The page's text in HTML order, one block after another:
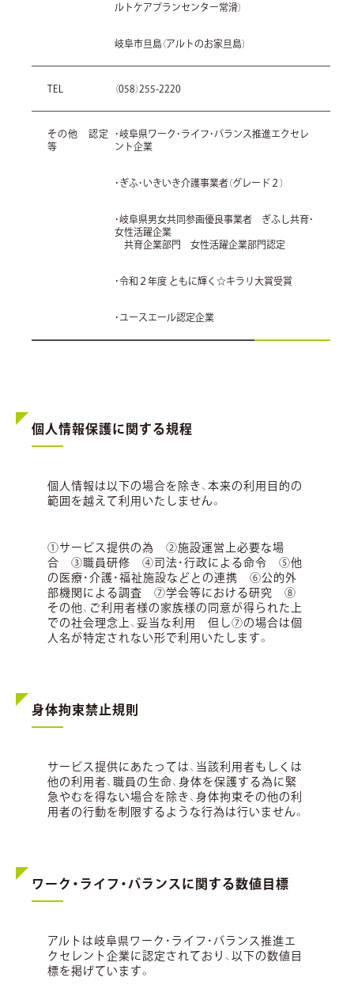
ルトケアプランセンター常滑）
岐阜市旦島（アルトのお家旦島）
TEL （058）255-2220
その他 認定
等
・岐阜県ワーク・ライフ・バランス推進エクセレ
ント企業
・ぎふ・いきいき介護事業者（グレード２）
・岐阜県男女共同参画優良事業者 ぎふし共育・
女性活躍企業
共育企業部門 女性活躍企業部門認定
・令和２年度 ともに輝く☆キラリ大賞受賞
・ユースエール認定企業
個人情報保護に関する規程
個人情報は以下の場合を除き、本来の利用目的の
範囲を越えて利用いたしません。
①サービス提供の為 ②施設運営上必要な場
合 ③職員研修 ④司法・行政による命令 ⑤他
の医療・介護・福祉施設などとの連携 ⑥公的外
部機関による調査 ⑦学会等における研究 ⑧
その他、ご利用者様の家族様の同意が得られた上
での社会理念上、妥当な利用 但し⑦の場合は個
人名が特定されない形で利用いたします。
身体拘束禁止規則
サービス提供にあたっては、当該利用者もしくは
他の利用者、職員の生命、身体を保護する為に緊
急やむを得ない場合を除き、身体拘束その他の利
用者の行動を制限するような行為は行いません。
ワーク・ライフ・バランスに関する数値目標
アルトは岐阜県ワーク・ライフ・バランス推進エ
クセレント企業に認定されており、以下の数値目
標を掲げています。